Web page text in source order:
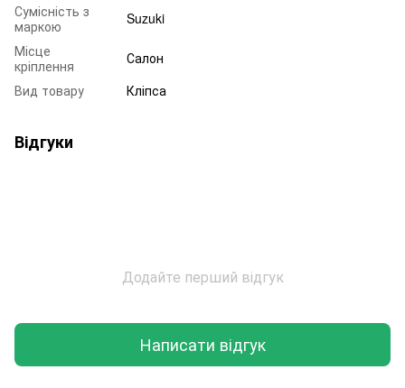
Сумісність з
маркою
Suzuki
Місце
кріплення
Салон
Вид товару
Кліпса
Відгуки
Додайте перший відгук
Написати відгук